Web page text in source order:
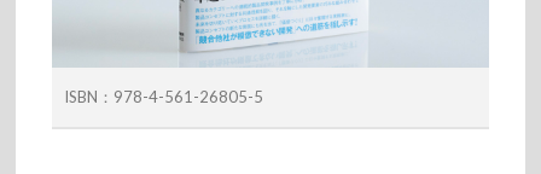
ISBN：978-4-561-26805-5